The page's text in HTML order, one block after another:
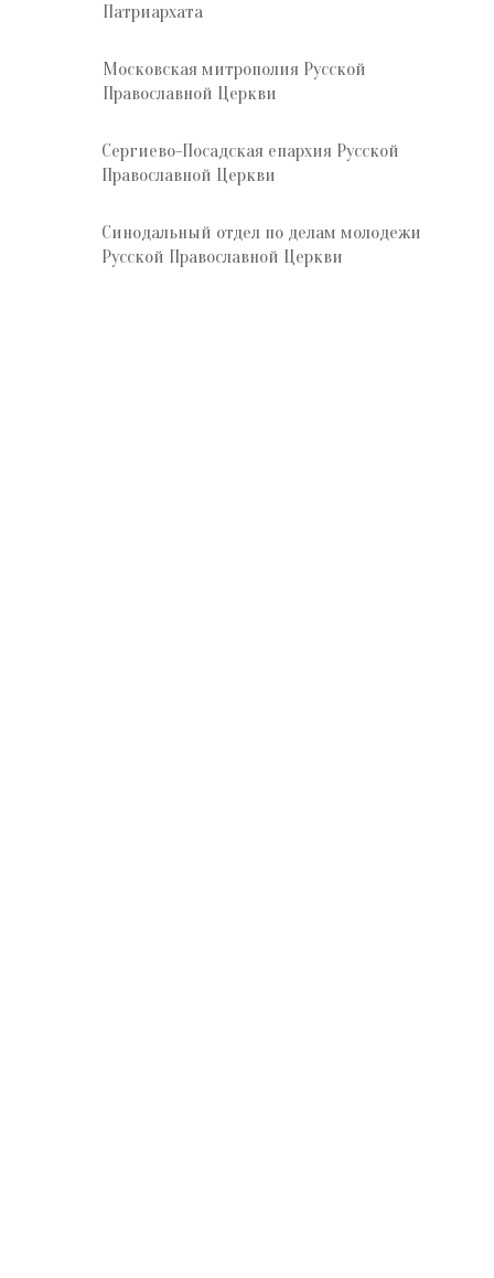
Патриархата
Московская митрополия Русской
Православной Церкви
Сергиево-Посадская епархия Русской
Православной Церкви
Синодальный отдел по делам молодежи
Русской Православной Церкви